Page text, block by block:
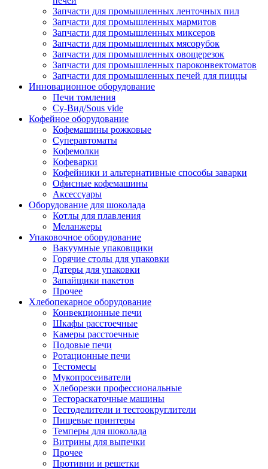
Запчасти для промышленных ленточных пил
Запчасти для промышленных мармитов
Запчасти для промышленных миксеров
Запчасти для промышленных мясорубок
Запчасти для промышленных овощерезок
Запчасти для промышленных пароконвектоматов
Запчасти для промышленных печей для пиццы
Инновационное оборудование
Печи томления
Су-Вид/Sous vide
Кофейное оборудование
Кофемашины рожковые
Суперавтоматы
Кофемолки
Кофеварки
Кофейники и альтернативные способы заварки
Офисные кофемашины
Аксессуары
Оборудование для шоколада
Котлы для плавления
Меланжеры
Упаковочное оборудование
Вакуумные упаковщики
Горячие столы для упаковки
Датеры для упаковки
Запайщики пакетов
Прочее
Хлебопекарное оборудование
Конвекционные печи
Шкафы расстоечные
Камеры расстоечные
Подовые печи
Ротационные печи
Тестомесы
Мукопросеиватели
Хлеборезки профессиональные
Тестораскаточные машины
Тестоделители и тестоокруглители
Пищевые принтеры
Темперы для шоколада
Витрины для выпечки
Прочее
Противни и решетки